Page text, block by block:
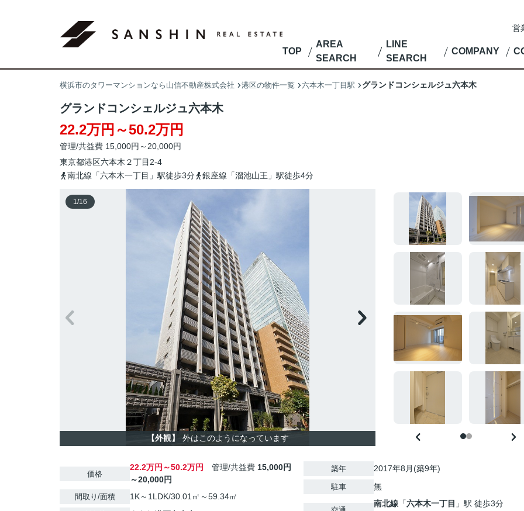
営
TOP
AREA
SEARCH
LINE
SEARCH
COMPANY
横浜市のタワーマンションなら山信不動産株式会社 港区の物件一覧 六本木一丁目駅 グランドコンシェルジュ六本木
グランドコンシェルジュ六本木
22.2万円～50.2万円
管理/共益費 15,000円～20,000円
東京都港区六本木 ２丁目2-4
南北線「六本木一丁目」駅徒歩3分
銀座線「溜池山王」駅徒歩4分
1/16
【外観】 外はこのようになっています
価格
22.2万円～50.2万円 管理/共益費 15,000円
～20,000円
間取り/面積 1K～1LDK/30.01㎡～59.34㎡
築年 2017年8月(築9年)
駐車 無
南北線 「六本木一丁目 」駅 徒歩3分